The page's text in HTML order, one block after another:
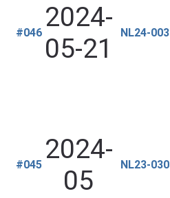
#046 2024-
05-21
NL24-003
#045 2024-
05
NL23-030